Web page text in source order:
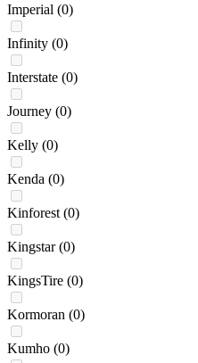
Imperial (0)
Infinity (0)
Interstate (0)
Journey (0)
Kelly (0)
Kenda (0)
Kinforest (0)
Kingstar (0)
KingsTire (0)
Kormoran (0)
Kumho (0)